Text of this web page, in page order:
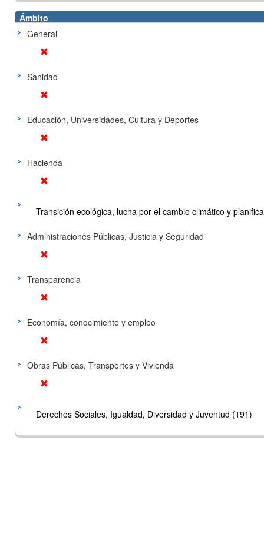
Ámbito
General
Sanidad
Educación, Universidades, Cultura y Deportes
Hacienda
Transición ecológica, lucha por el cambio climático y
Administraciones Públicas, Justicia y Seguridad
Transparencia
Economía, conocimiento y empleo
Obras Públicas, Transportes y Vivienda
Derechos Sociales, Igualdad, Diversidad y Juventud (191)